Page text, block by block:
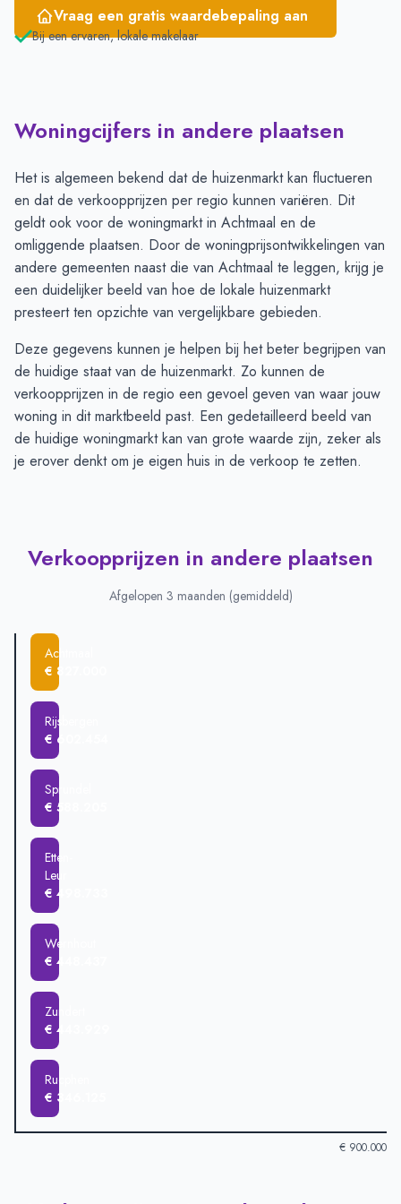
Vraag een gratis waardebepaling aan
Bij een ervaren, lokale makelaar
Woningcijfers in andere plaatsen
Het is algemeen bekend dat de huizenmarkt kan fluctueren
en dat de verkoopprijzen per regio kunnen variëren. Dit
geldt ook voor de woningmarkt in Achtmaal en de
omliggende plaatsen. Door de woningprijsontwikkelingen van
andere gemeenten naast die van Achtmaal te leggen, krijg je
een duidelijker beeld van hoe de lokale huizenmarkt
presteert ten opzichte van vergelijkbare gebieden.
Deze gegevens kunnen je helpen bij het beter begrijpen van
de huidige staat van de huizenmarkt. Zo kunnen de
verkoopprijzen in de regio een gevoel geven van waar jouw
woning in dit marktbeeld past. Een gedetailleerd beeld van
de huidige woningmarkt kan van grote waarde zijn, zeker als
je erover denkt om je eigen huis in de verkoop te zetten.
Verkoopprijzen in andere plaatsen
Afgelopen 3 maanden (gemiddeld)
Achtmaal
€ 827.000
Rijsbergen
€ 602.454
Sprundel
€ 588.205
Etten-
Leur
€ 498.733
Wernhout
€ 448.437
Zundert
€ 443.929
Rucphen
€ 346.125
€ 900.000